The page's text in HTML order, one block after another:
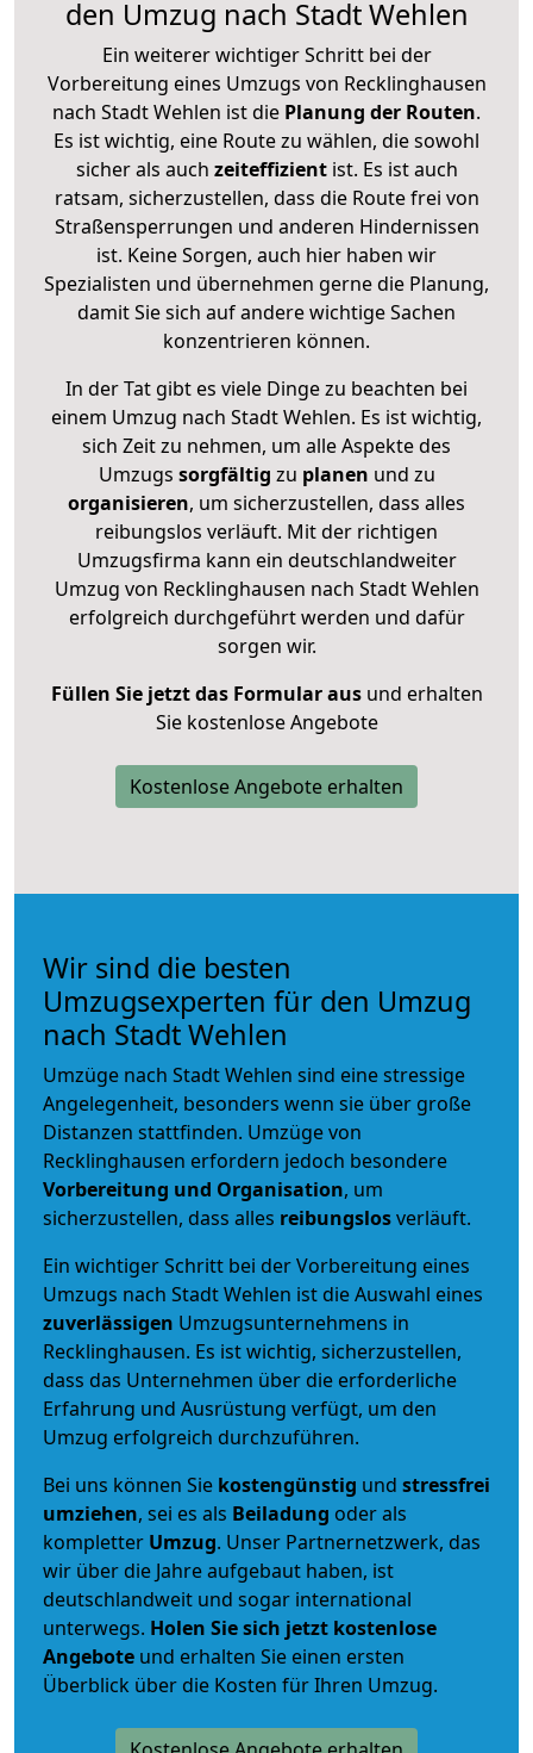
den Umzug nach Stadt Wehlen
Ein weiterer wichtiger Schritt bei der
Vorbereitung eines Umzugs von Recklinghausen
nach Stadt Wehlen ist die Planung der Routen.
Es ist wichtig, eine Route zu wählen, die sowohl
sicher als auch zeiteffizientist. Es ist auch
ratsam, sicherzustellen, dass die Route frei von
Straßensperrungen und anderen Hindernissen
ist. Keine Sorgen, auch hier haben wir
Spezialisten und übernehmen gerne die Planung,
damit Sie sich auf andere wichtige Sachen
konzentrieren können.
In der Tat gibt es viele Dinge zu beachten bei
einem Umzug nach Stadt Wehlen. Es ist wichtig,
sich Zeit zu nehmen, um alle Aspekte des
Umzugs sorgfältig zu planen und zu
organisieren, um sicherzustellen, dass alles
reibungslos verläuft. Mit der richtigen
Umzugsfirma kann ein deutschlandweiter
Umzug von Recklinghausen nach Stadt Wehlen
erfolgreich durchgeführt werden und dafür
sorgen wir.
Füllen Sie jetzt das Formular ausund erhalten
Sie kostenlose Angebote
Kostenlose Angebote erhalten
Wir sind die besten
Umzugsexperten für den Umzug
nach Stadt Wehlen
Umzüge nach Stadt Wehlen sind eine stressige
Angelegenheit, besonders wenn sie über große
Distanzen stattfinden. Umzüge von
Recklinghausen erfordern jedoch besondere
Vorbereitung und Organisation, um
sicherzustellen, dass alles reibungslosverläuft.
Ein wichtiger Schritt bei der Vorbereitung eines
Umzugs nach Stadt Wehlen ist die Auswahl eines
zuverlässigen Umzugsunternehmens in
Recklinghausen. Es ist wichtig, sicherzustellen,
dass das Unternehmen über die erforderliche
Erfahrung und Ausrüstung verfügt, um den
Umzug erfolgreich durchzuführen.
Bei uns können Sie kostengünstig und stressfrei
umziehen, sei es als Beiladung oder als
kompletter Umzug. Unser Partnernetzwerk, das
wir über die Jahre aufgebaut haben, ist
deutschlandweit und sogar international
unterwegs. Holen Sie sich jetzt kostenlose
Angebote und erhalten Sie einen ersten
Überblick über die Kosten für Ihren Umzug.